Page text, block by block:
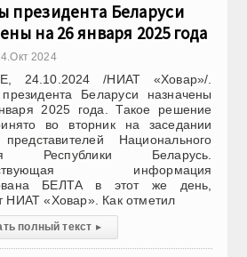
президента Беларуси
на 26 января 2025 года
2024
24.10.2024 /НИАТ «Ховар»/.
Беларуси назначены
2025 года. Такое решение
во вторник на заседании
Национального
Республики Беларусь.
информация
БЕЛТА в этот же день,
НИАТ «Ховар». Как отметил
полный текст ▸